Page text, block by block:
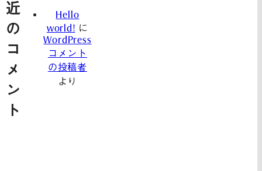
近
の
コ
メ
ン
ト
Hello
world! に
WordPress
コメント
の投稿者
より